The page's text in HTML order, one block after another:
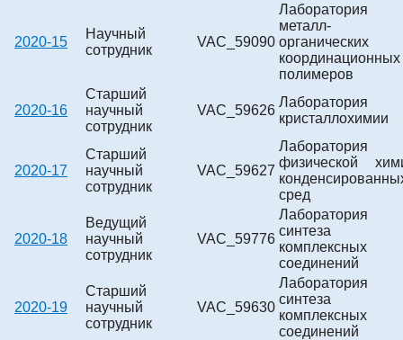
2020-15
Научный
сотрудник
VAC_59090
Лаборатория
металл-
органических
координационных
полимеров
2020-16
Старший
научный
сотрудник
VAC_59626
Лаборатория
кристаллохимии
2020-17
Старший
научный
сотрудник
VAC_59627
Лаборатория
физической
сред
2020-18
Ведущий
научный
сотрудник
VAC_59776
Лаборатория
синтеза
комплексных
соединений
2020-19
Старший
научный
сотрудник
VAC_59630
Лаборатория
синтеза
комплексных
соединений